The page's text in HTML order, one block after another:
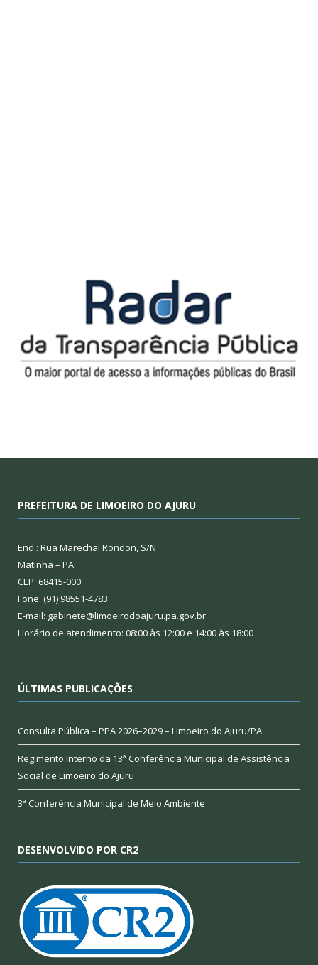
PREFEITURA DE LIMOEIRO DO AJURU
End.: Rua Marechal Rondon, S/N
Matinha – PA
CEP: 68415-000
Fone: (91) 98551-4783
E-mail: gabinete@limoeirodoajuru.pa.gov.br
Horário de atendimento: 08:00 às 12:00 e 14:00 às 18:00
ÚLTIMAS PUBLICAÇÕES
Consulta Pública – PPA 2026–2029 – Limoeiro do Ajuru/PA
Regimento Interno da 13ª Conferência Municipal de Assistência
Social de Limoeiro do Ajuru
3ª Conferência Municipal de Meio Ambiente
DESENVOLVIDO POR CR2